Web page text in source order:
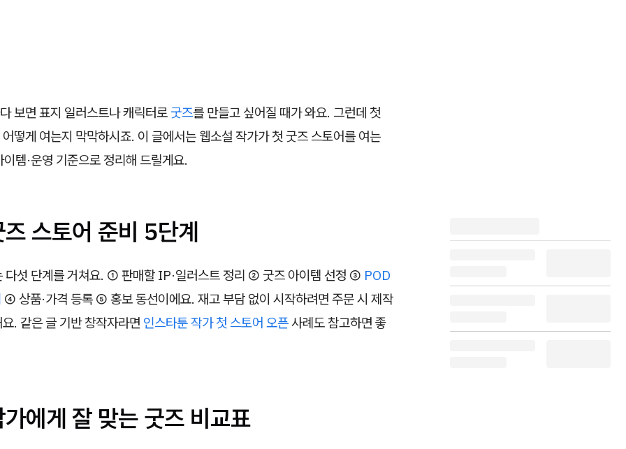
보면 표지 일러스트나 캐릭터로굿즈를 만들고 싶어질 때가 와요. 그런데 첫
떻게 여는지 막막하시죠. 이 글에서는 웹소설 작가가 첫 굿즈 스토어를 여는
템·운영 기준으로 정리해 드릴게요.
스토어 준비 5단계
다섯 단계를 거쳐요. ① 판매할 IP·일러스트 정리 ② 굿즈 아이템 선정 ③ POD
④ 상품·가격 등록 ⑤ 홍보 동선이에요. 재고 부담 없이 시작하려면 주문 시 제작
. 같은 글 기반 창작자라면 인스타툰 작가 첫 스토어 오픈사례도 참고하면 좋
에게 잘 맞는 굿즈 비교표